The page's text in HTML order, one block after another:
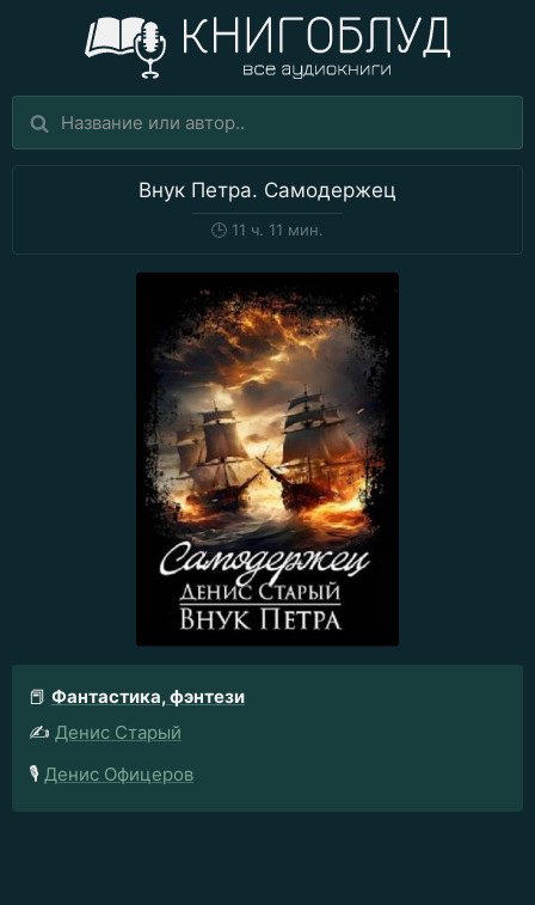
Внук Петра. Самодержец
🕒 11 ч. 11 мин.
📕 Фантастика, фэнтези
✍️ Денис Старый
🎙️ Денис Офицеров